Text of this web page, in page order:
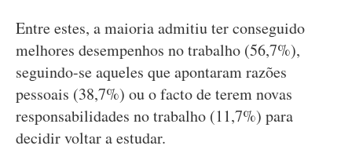
Entre estes, a maioria admitiu ter conseguido
melhores desempenhos no trabalho (56,7%),
seguindo-se aqueles que apontaram razões
pessoais (38,7%) ou o facto de terem novas
responsabilidades no trabalho (11,7%) para
decidir voltar a estudar.